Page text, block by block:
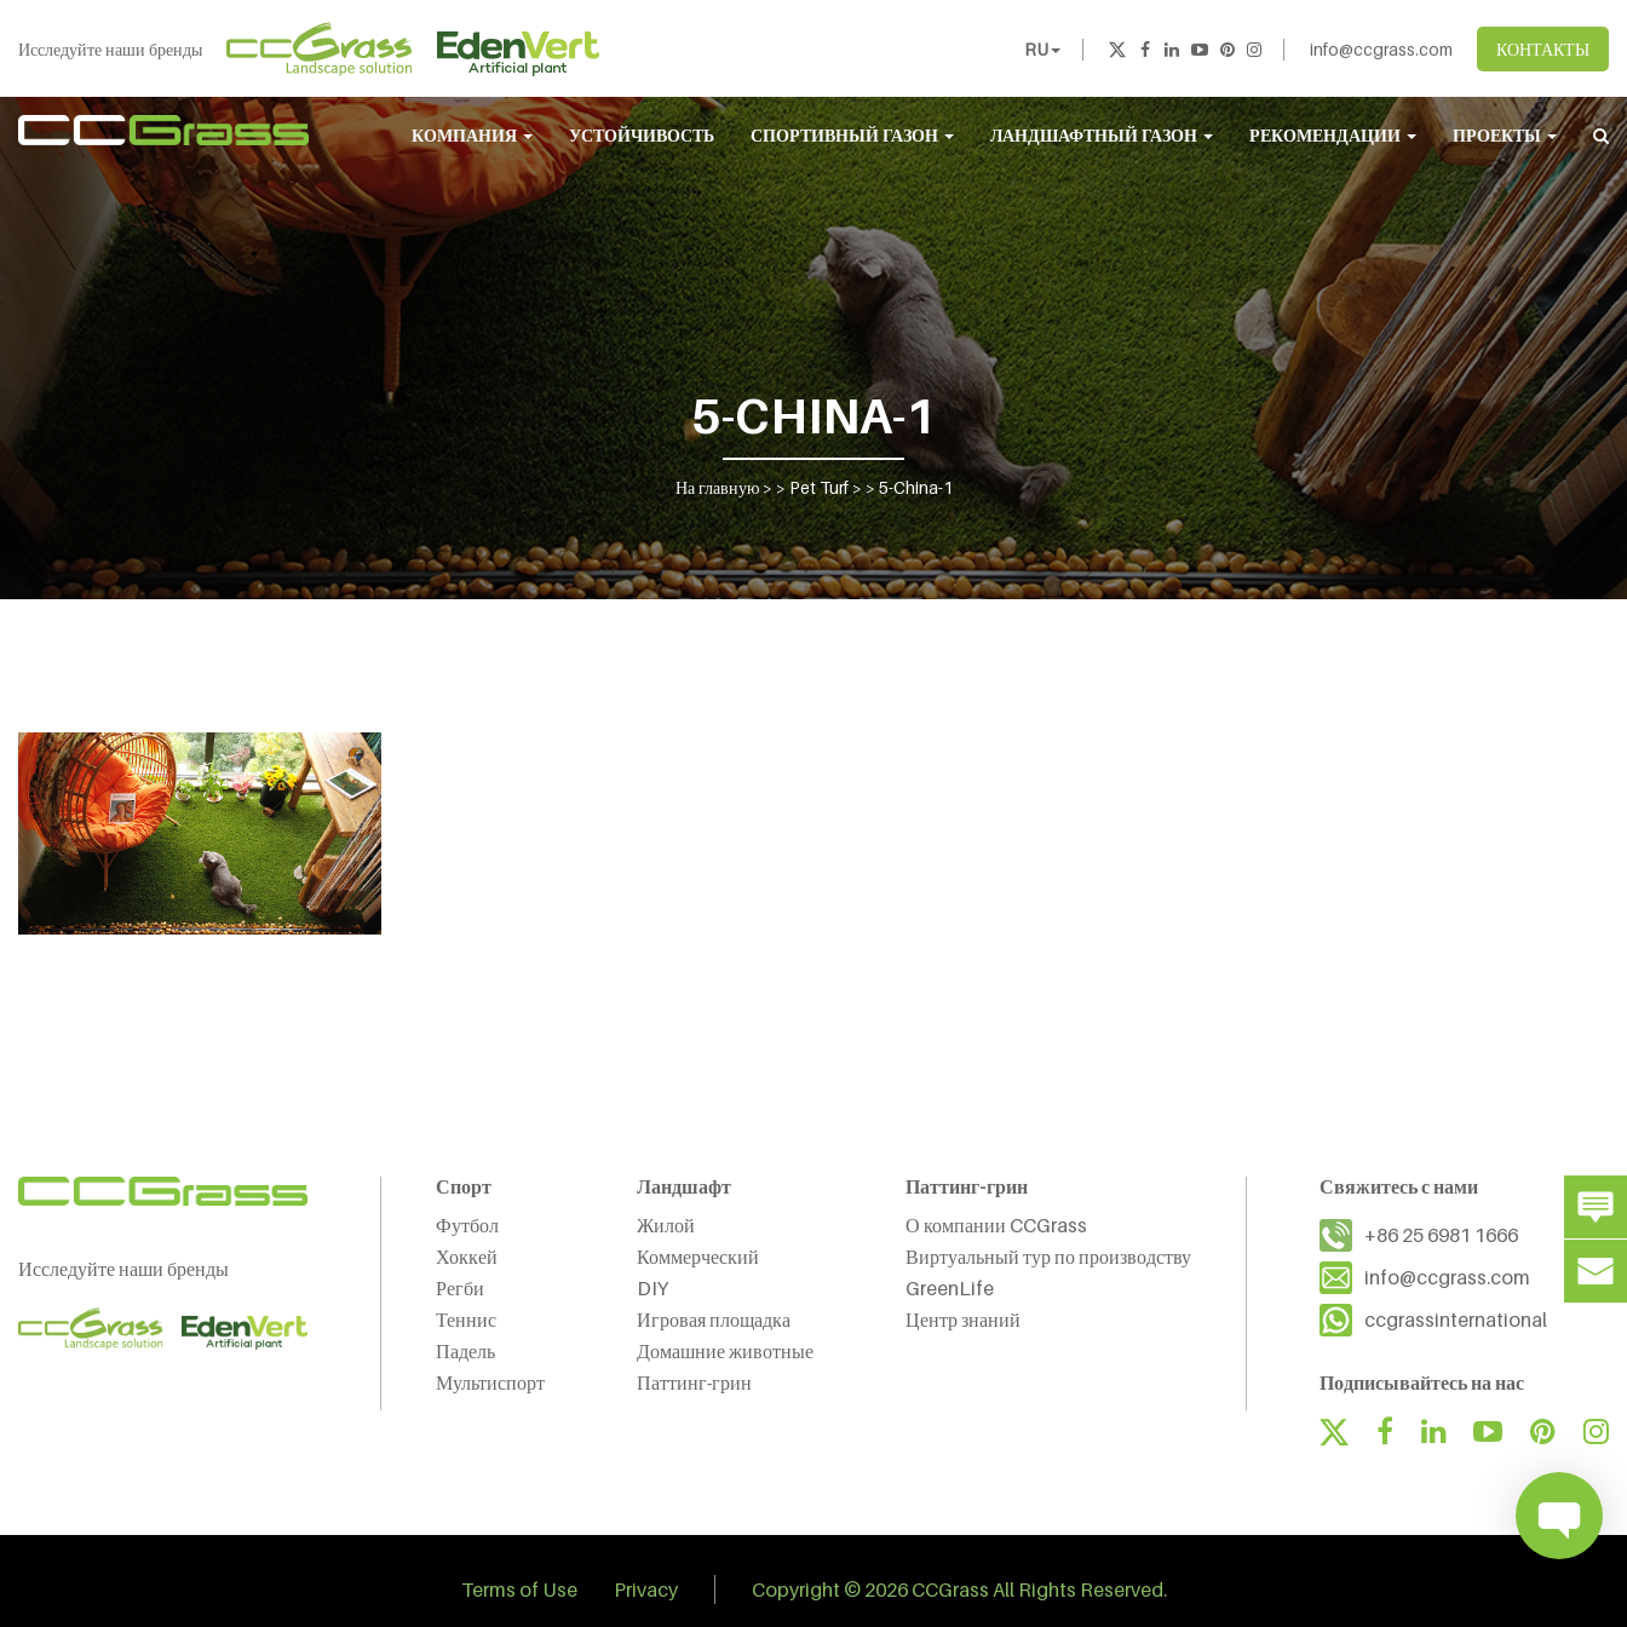
Исследуйте наши бренды RU info@ccgrass.com КОНТАКТЫ
КОМПАНИЯ УСТОЙЧИВОСТЬ СПОРТИВНЫЙ ГАЗОН ЛАНДШАФТНЫЙ ГАЗОН РЕКОМЕНДАЦИИ ПРОЕКТЫ
5-CHINA-1
На главную> >Pet Turf> >5-China-1
Исследуйте наши бренды
Спорт
Футбол
Хоккей
Регби
Теннис
Падель
Мультиспорт
Ландшафт
Жилой
Коммерческий
DIY
Игровая площадка
Домашние животные
Паттинг-грин
Паттинг-грин
О компании CCGrass
Виртуальный тур по производству
GreenLife
Центр знаний
Свяжитесь с нами
+86 25 6981 1666
info@ccgrass.com
ccgrassinternational
Подписывайтесь на нас
Terms of Use Privacy Copyright © 2026 CCGrass All Rights Reserved.